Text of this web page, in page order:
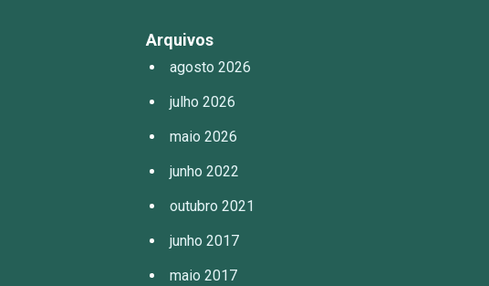
Arquivos
agosto 2026
julho 2026
maio 2026
junho 2022
outubro 2021
junho 2017
maio 2017